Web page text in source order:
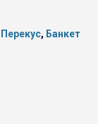
Перекус, Банкет